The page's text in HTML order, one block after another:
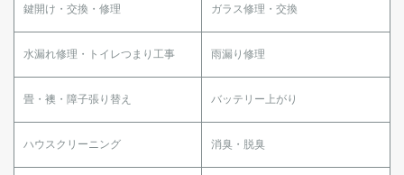
鍵開け・交換・修理 ガラス修理・交換
水漏れ修理・トイレつまり工事 雨漏り修理
畳・襖・障子張り替え バッテリー上がり
ハウスクリーニング 消臭・脱臭